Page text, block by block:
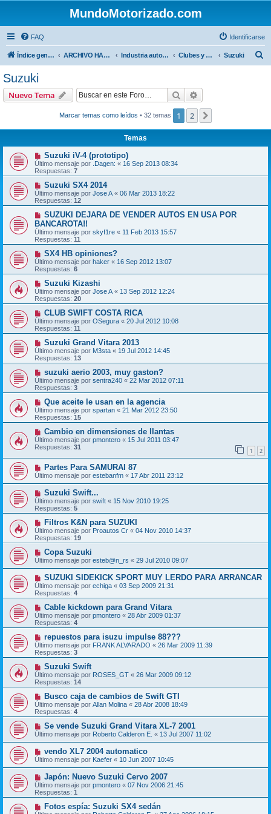
MundoMotorizado.com
FAQ Identificarse
Índice general ARCHIVO HASTA 2018 Industria automotriz Clubes y Marcas Suzuki
Suzuki
Nuevo Tema Buscar
Marcar temas como leídos • 32 temas 1 2
Temas
Suzuki iV-4 (prototipo)
Último mensaje por .Dagen: « 16 Sep 2013 08:34
Respuestas: 7
Suzuki SX4 2014
Último mensaje por Jose A « 06 Mar 2013 18:22
Respuestas: 12
SUZUKI DEJARA DE VENDER AUTOS EN USA POR
BANCAROTA!!
Último mensaje por skyf1re « 11 Feb 2013 15:57
Respuestas: 11
SX4 HB opiniones?
Último mensaje por haker « 16 Sep 2012 13:07
Respuestas: 6
Suzuki Kizashi
Último mensaje por Jose A « 13 Sep 2012 12:24
Respuestas: 20
CLUB SWIFT COSTA RICA
Último mensaje por OSegura « 20 Jul 2012 10:08
Respuestas: 11
Suzuki Grand Vitara 2013
Último mensaje por M3sta « 19 Jul 2012 14:45
Respuestas: 13
suzuki aerio 2003, muy gaston?
Último mensaje por sentra240 « 22 Mar 2012 07:11
Respuestas: 3
Que aceite le usan en la agencia
Último mensaje por spartan « 21 Mar 2012 23:50
Respuestas: 15
Cambio en dimensiones de llantas
Último mensaje por pmontero « 15 Jul 2011 03:47
Respuestas: 31 1 2
Partes Para SAMURAI 87
Último mensaje por estebanfm « 17 Abr 2011 23:12
Suzuki Swift...
Último mensaje por swift « 15 Nov 2010 19:25
Respuestas: 5
Filtros K&N para SUZUKI
Último mensaje por Proautos Cr « 04 Nov 2010 14:37
Respuestas: 19
Copa Suzuki
Último mensaje por esteb@n_rs « 29 Jul 2010 09:07
SUZUKI SIDEKICK SPORT MUY LERDO PARA ARRANCAR
Último mensaje por echiga « 03 Sep 2009 21:31
Respuestas: 4
Cable kickdown para Grand Vitara
Último mensaje por pmontero « 28 Abr 2009 01:37
Respuestas: 4
repuestos para isuzu impulse 88???
Último mensaje por FRANK ALVARADO « 26 Mar 2009 11:39
Respuestas: 3
Suzuki Swift
Último mensaje por ROSES_GT « 26 Mar 2009 09:12
Respuestas: 14
Busco caja de cambios de Swift GTI
Último mensaje por Allan Molina « 28 Abr 2008 18:49
Respuestas: 4
Se vende Suzuki Grand Vitara XL-7 2001
Último mensaje por Roberto Calderon E. « 13 Jul 2007 11:02
vendo XL7 2004 automatico
Último mensaje por Kaefer « 10 Jun 2007 10:45
Japón: Nuevo Suzuki Cervo 2007
Último mensaje por pmontero « 07 Nov 2006 21:45
Respuestas: 1
Fotos espía: Suzuki SX4 sedán